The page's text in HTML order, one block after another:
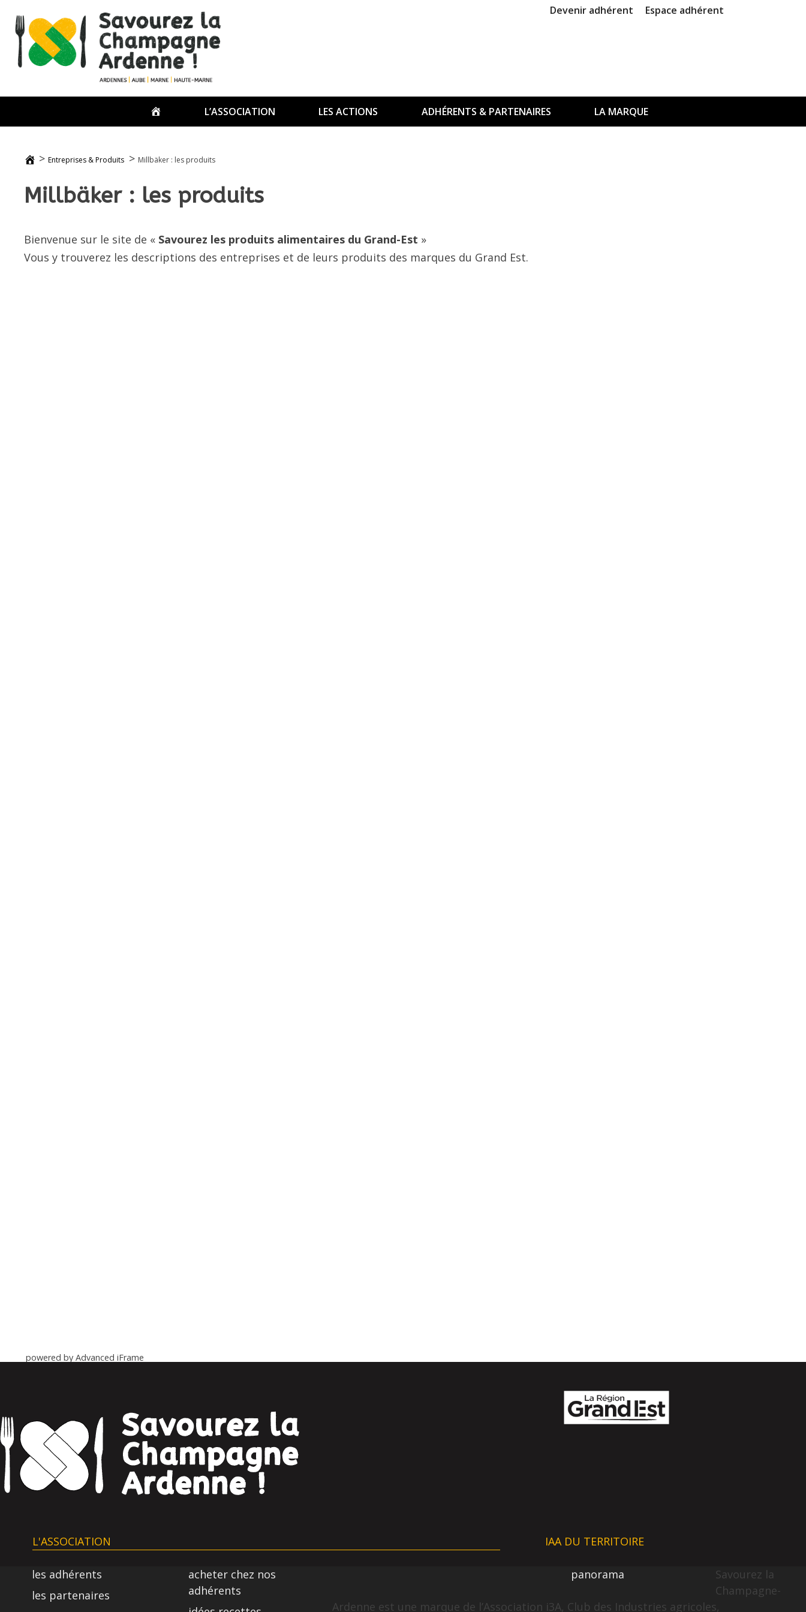
contenu
Devenir adhérent Espace adhérent
ACCUEIL L’ASSOCIATION LES ACTIONS ADHÉRENTS & PARTENAIRES LA MARQUE
>Entreprises & Produits > Millbäker : les produits
Millbäker : les produits
Bienvenue sur le site de « Savourez les produits alimentaires du Grand-Est »
Vous y trouverez les descriptions des entreprises et de leurs produits des marques du Grand Est.
powered by Advanced iFrame
L'ASSOCIATION IAA DU TERRITOIRE
les adhérents
les partenaires
acheter chez nos
adhérents
panorama
Savourez la
Champagne-
Ardenne est une marque de l’Association i3A, Club des Industries agricoles,